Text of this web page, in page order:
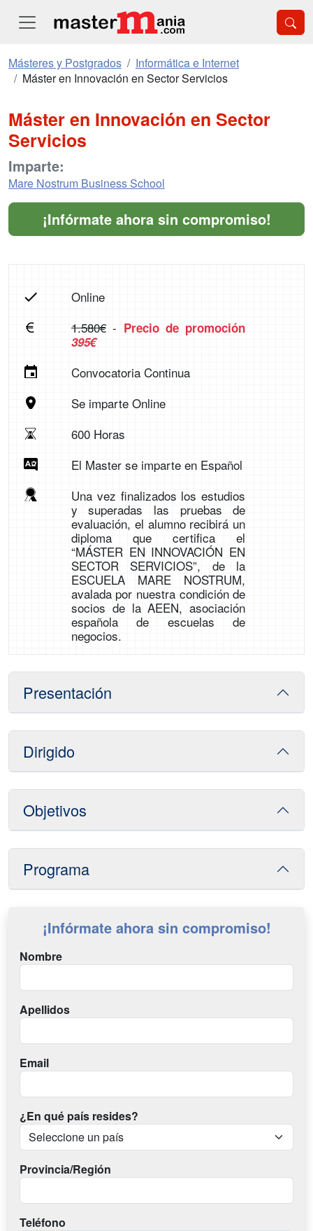
Másteres y Postgrados
Informática e Internet
Máster en Innovación en Sector Servicios
Máster en Innovación en Sector
Servicios
Imparte:
Mare Nostrum Business School
¡Infórmate ahora sin compromiso!
Online
1.580€- Precio de promoción
395€
Convocatoria Continua
Se imparte Online
600 Horas
El Master se imparte en Español
Una vez finalizados los estudios
y superadas las pruebas de
evaluación, el alumno recibirá un
diploma que certifica el
“MÁSTER EN INNOVACIÓN EN
SECTOR SERVICIOS”, de la
ESCUELA MARE NOSTRUM,
avalada por nuestra condición de
socios de la AEEN, asociación
española de escuelas de
negocios.
Presentación
Dirigido
Objetivos
Programa
¡Infórmate ahora sin compromiso!
Nombre
Apellidos
Email
¿En qué país resides?
Provincia/Región
Teléfono